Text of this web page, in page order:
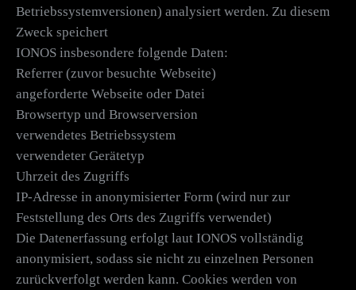
Betriebssystemversionen) analysiert werden. Zu diesem
Zweck speichert
IONOS insbesondere folgende Daten:
Referrer (zuvor besuchte Webseite)
angeforderte Webseite oder Datei
Browsertyp und Browserversion
verwendetes Betriebssystem
verwendeter Gerätetyp
Uhrzeit des Zugriffs
IP-Adresse in anonymisierter Form (wird nur zur
Feststellung des Orts des Zugriffs verwendet)
Die Datenerfassung erfolgt laut IONOS vollständig
anonymisiert, sodass sie nicht zu einzelnen Personen
zurückverfolgt werden kann. Cookies werden von